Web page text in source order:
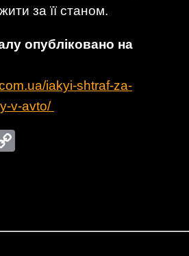
за її станом.
опубліковано на
iakyi-shtraf-za-
v-avto/